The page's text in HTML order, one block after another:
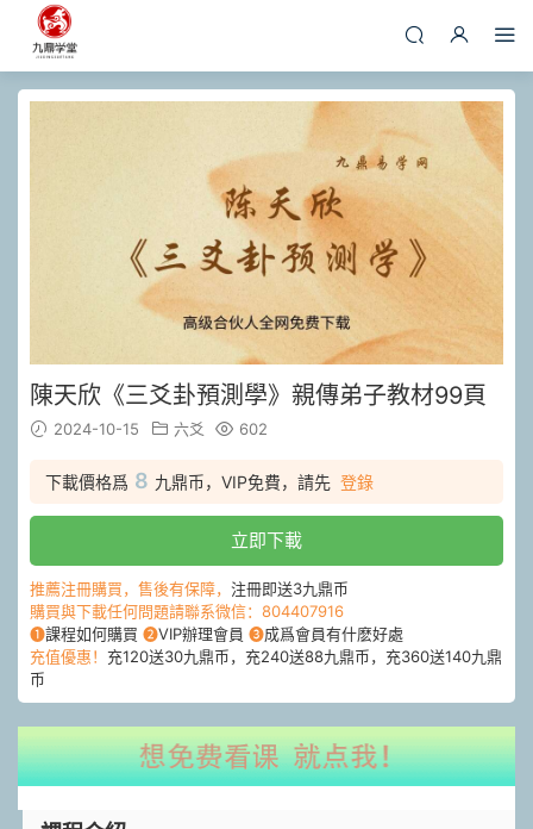
陳天欣《三爻卦預測學》親傳弟子教材99頁
2024-10-15 六爻 602
下載價格爲 8 九鼎币，VIP免費，請先 登錄
立即下載
推薦注冊購買，售後有保障， 注冊即送3九鼎币
購買與下載任何問題請聯系微信：804407916
❶課程如何購買 ❷VIP辦理會員 ❸成爲會員有什麽好處
充值優惠！ 充120送30九鼎币，充240送88九鼎币，充360送140九鼎
币